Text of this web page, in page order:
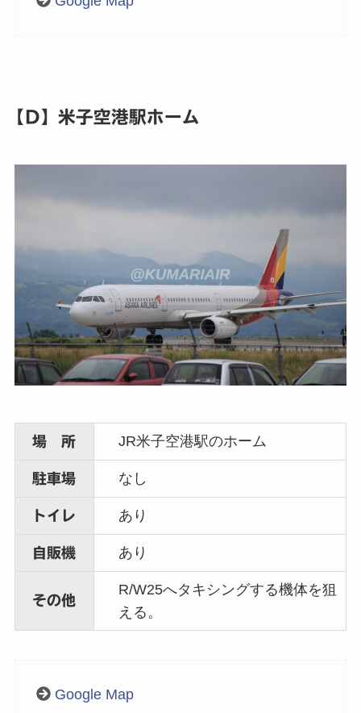
【D】米子空港駅ホーム
場 所 JR米子空港駅のホーム
駐車場 なし
トイレ あり
自販機 あり
その他
R/W25へタキシングする機体を狙
える。
Google Map